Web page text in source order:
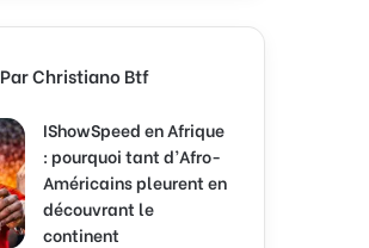
Par Christiano Btf
IShowSpeed en Afrique
: pourquoi tant d’Afro-
Américains pleurent en
découvrant le
continent